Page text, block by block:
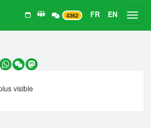
4362 FR EN
WhatsApp
WeChatMastodon
visible